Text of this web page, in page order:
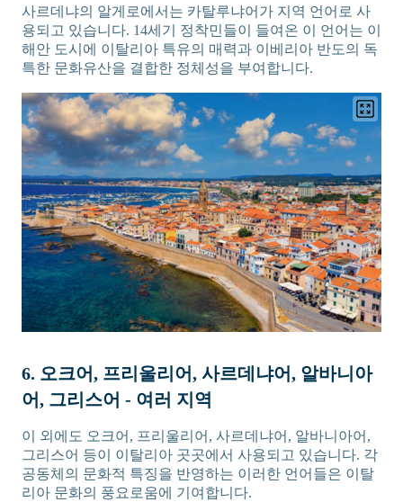
사르데냐의 알게로에서는 카탈루냐어가 지역 언어로 사
용되고 있습니다. 14세기 정착민들이 들여온 이 언어는 이
해안 도시에 이탈리아 특유의 매력과 이베리아 반도의 독
특한 문화유산을 결합한 정체성을 부여합니다.
6. 오크어, 프리울리어, 사르데냐어, 알바니아
어, 그리스어 - 여러 지역
이 외에도 오크어, 프리울리어, 사르데냐어, 알바니아어,
그리스어 등이 이탈리아 곳곳에서 사용되고 있습니다. 각
공동체의 문화적 특징을 반영하는 이러한 언어들은 이탈
리아 문화의 풍요로움에 기여합니다.